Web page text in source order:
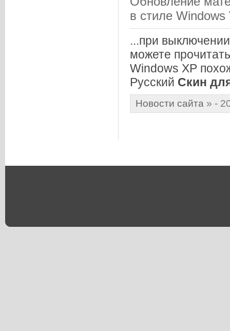
в стиле
...при
можете
Windows XP
Русский Скин
Новости сайта » -